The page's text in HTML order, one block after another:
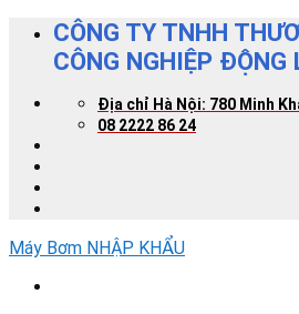
Skip
content
CÔNG TY TNHH
CÔNG NGHIỆP ĐỘNG
Địa chỉ Hà Nội: 780 Minh
08 2222 86 24
Máy Bơm NHẬP KHẨU